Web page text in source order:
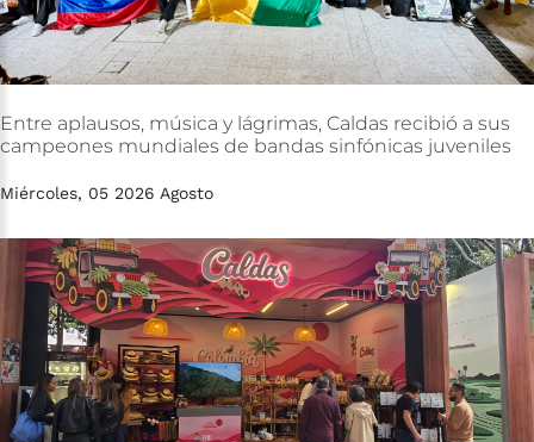
Entre aplausos, música y lágrimas, Caldas recibió a sus
campeones mundiales de bandas sinfónicas juveniles
Miércoles, 05 2026 Agosto